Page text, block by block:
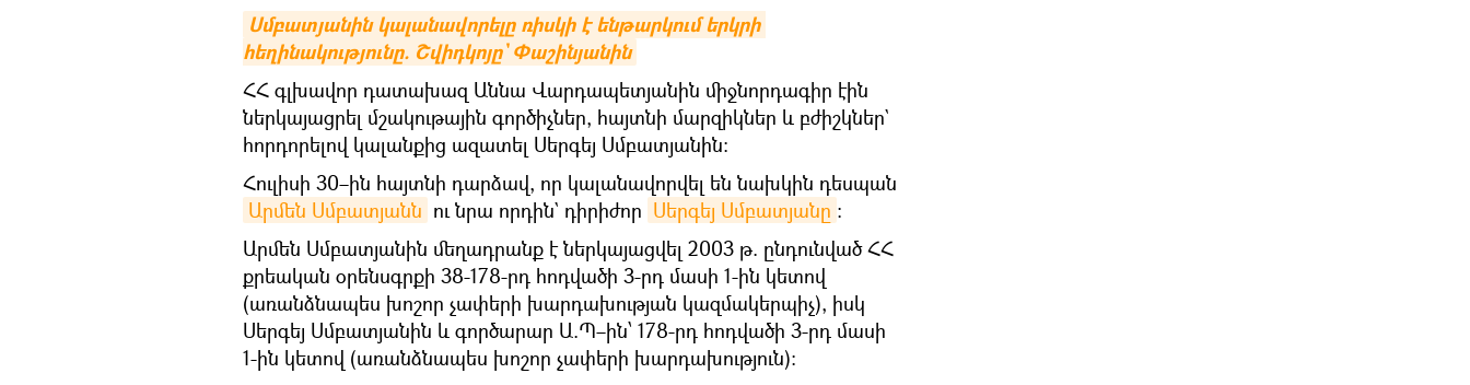
Սմբատյանին կալանավորելը ռիսկի է ենթարկում երկրի
հեղինակությունը. Շվիդկոյը` Փաշինյանին
ՀՀ գլխավոր դատախազ Աննա Վարդապետյանին միջնորդագիր էին
ներկայացրել մշակութային գործիչներ, հայտնի մարզիկներ և բժիշկներ`
հորդորելով կալանքից ազատել Սերգեյ Սմբատյանին։
Հուլիսի 30–ին հայտնի դարձավ, որ կալանավորվել են նախկին դեսպան
Արմեն Սմբատյանն ու նրա որդին` դիրիժոր Սերգեյ Սմբատյանը ։
Արմեն Սմբատյանին մեղադրանք է ներկայացվել 2003 թ. ընդունված ՀՀ
քրեական օրենսգրքի 38-178-րդ հոդվածի 3-րդ մասի 1-ին կետով
(առանձնապես խոշոր չափերի խարդախության կազմակերպիչ), իսկ
Սերգեյ Սմբատյանին և գործարար Ա.Պ–ին՝ 178-րդ հոդվածի 3-րդ մասի
1-ին կետով (առանձնապես խոշոր չափերի խարդախություն)։